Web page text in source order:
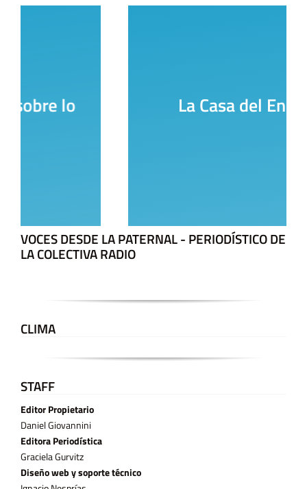
La Casa del Encuentro
VOCES DESDE LA PATERNAL - PERIODÍSTICO DE
LA COLECTIVA RADIO
CLIMA
STAFF
Editor Propietario
Daniel Giovannini
Editora Periodística
Graciela Gurvitz
Diseño web y soporte técnico